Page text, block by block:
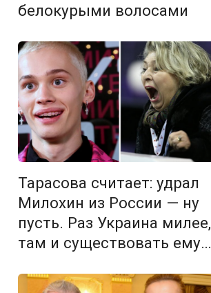
белокурыми волосами
Тарасова считает: удрал
Милохин из России — ну
пусть. Раз Украина милее,
там и существовать ему…